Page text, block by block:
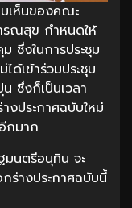
เห็นของคณะ
รณสุข กำหนดให้
ซึ่งในการประชุม
ด้เข้าร่วมประชุม
ซึ่งก็เป็นเวลา
ประกาศฉบับใหม่
กมาก
มนตรีอนุทิน จะ
ร่างประกาศฉบับนี้